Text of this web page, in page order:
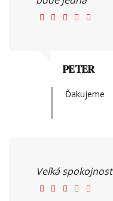
PETER
Ďakujeme
Veľká spokojnosť